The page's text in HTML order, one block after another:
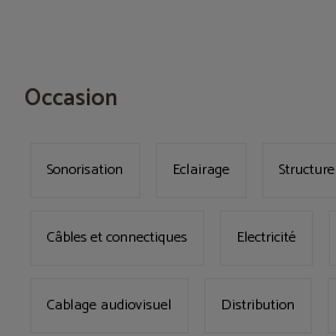
Occasion
Sonorisation Eclairage Structure
Câbles et connectiques Electricité
Cablage audiovisuel Distribution